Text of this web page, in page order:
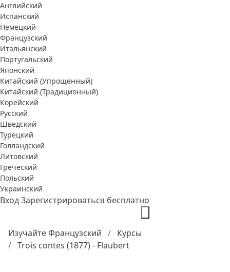
Английский
Испанский
Немецкий
Французский
Итальянский
Португальский
Японский
Китайский (Упрощенный)
Китайский (Традиционный)
Корейский
Русский
Шведский
Турецкий
Голландский
Литовский
Греческий
Польский
Украинский
ВходЗарегистрироваться бесплатно
Изучайте Французский
Курсы
Trois contes (1877) - Flaubert